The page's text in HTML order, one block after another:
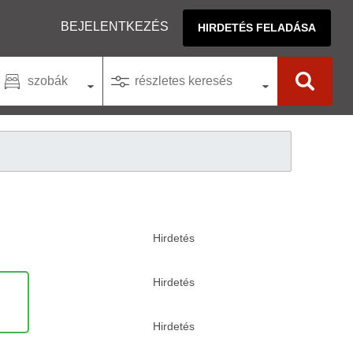
BEJELENTKEZÉS HIRDETÉS FELADÁSA
szobák részletes keresés